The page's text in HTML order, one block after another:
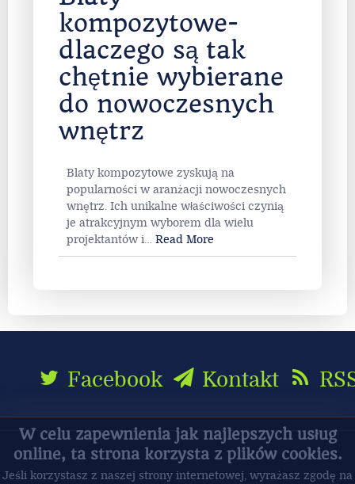
techniki…
Blaty
kompozytowe-
dlaczego są tak
chętnie wybierane
wnętrz
Blaty kompozytowe zyskują na
popularności w aranżacji nowoczesnych
wnętrz. Ich unikalne właściwości czynią
projektantów i… Read More
Facebook Kontakt
W celu zapewnienia jak najlepszych usług
online, ta strona korzysta z plików cookies.
Jeśli korzystasz z naszej strony internetowej, wyrażasz zgodę na